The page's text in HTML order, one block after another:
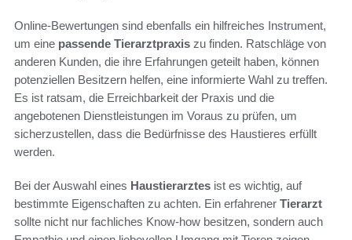
Online-Bewertungen sind ebenfalls ein hilfreiches Instrument,
um eine passende Tierarztpraxis zu finden. Ratschläge von
anderen Kunden, die ihre Erfahrungen geteilt haben, können
potenziellen Besitzern helfen, eine informierte Wahl zu treffen.
Es ist ratsam, die Erreichbarkeit der Praxis und die
angebotenen Dienstleistungen im Voraus zu prüfen, um
sicherzustellen, dass die Bedürfnisse des Haustieres erfüllt
werden.
Bei der Auswahl eines Haustierarztes ist es wichtig, auf
bestimmte Eigenschaften zu achten. Ein erfahrener Tierarzt
sollte nicht nur fachliches Know-how besitzen, sondern auch